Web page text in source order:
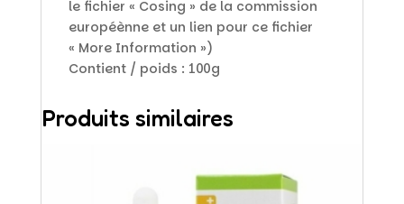
le fichier « Cosing » de la commission
européènne et un lien pour ce fichier
« More Information »)
Contient / poids : 100g
Produits similaires